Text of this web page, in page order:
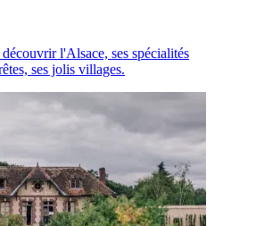
l'Alsace, ses spécialités
ses jolis villages.